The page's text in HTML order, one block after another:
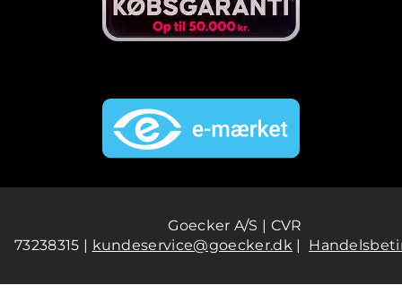
Goecker A/S | CVR
73238315 | kundeservice@goecker.dk |